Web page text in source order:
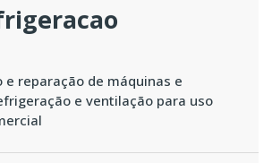
reparação de máquinas e
e ventilação para uso